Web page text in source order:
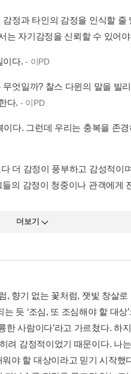
정과 타인의 감정을 인식할 줄
는 자기감정을 신뢰할 수 있어
이다.- 이PD
엇일까? 찰스 다윈의 말을 빌
다. - 이PD
다. 그런데 우리는 충복을 존
더 감정이 풍부하고 감성적이
의 감정이 청중이나 관객에게
더보기
향기 없는 꽃처럼, 잿빛 창살
듯 ‘조심, 또 조심해야 할 대상
사람이다’라고 가르쳤다. 하
려 감정적이었기 때문이다. 나
야 할 대상이라고 믿기 시작했